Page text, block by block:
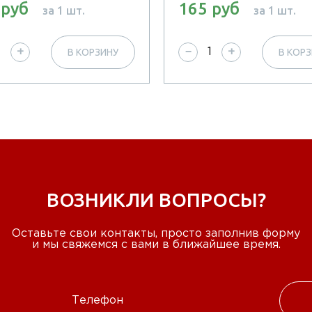
за 1 шт.
+ В КОРЗИНУ
165 руб за 1 шт.
− + В
ВОЗНИКЛИ ВОПРОСЫ?
Оставьте свои контакты, просто заполнив форму
и мы свяжемся с вами в ближайшее время.